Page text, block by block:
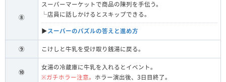
⑧
スーパーマーケットで商品の陳列を手伝う。
└店員に話しかけるとスキップできる。
▶︎ スーパーのパズルの答えと進め方
⑨ こけしと牛乳を受け取り銭湯に戻る。
⑩
女湯の冷蔵庫に牛乳を入れるとイベント。
※ガチホラー注意。 ホラー演出後、3日目終了。